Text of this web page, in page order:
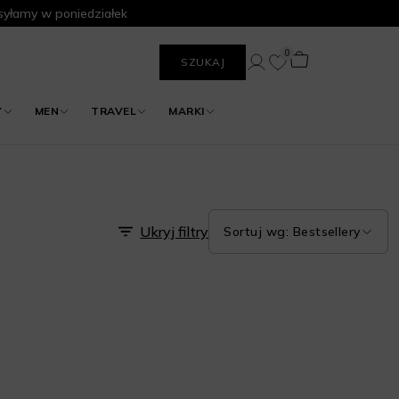
w poniedziałek
SZUKAJ
MEN TRAVEL MARKI
0
Ukryj filtry Sortuj wg: Bestsellery